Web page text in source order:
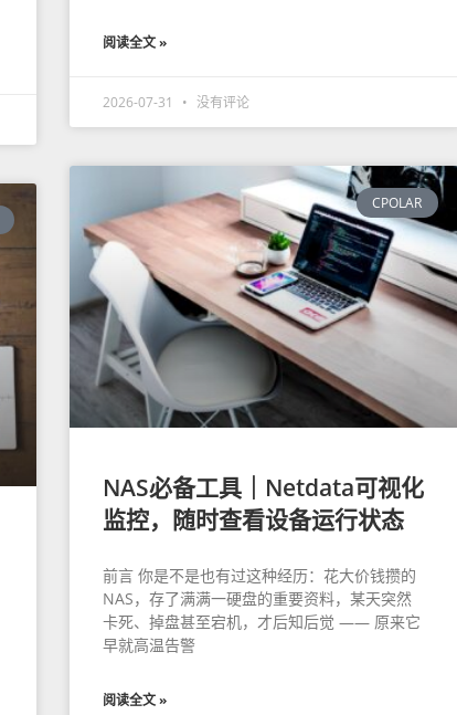
阅读全文 »
2026-07-31 没有评论
CPOLAR
NAS必备工具｜Netdata可视化
监控，随时查看设备运行状态
前言 你是不是也有过这种经历：花大价钱攒的
NAS，存了满满一硬盘的重要资料，某天突然
卡死、掉盘甚至宕机，才后知后觉 —— 原来它
早就高温告警
阅读全文 »